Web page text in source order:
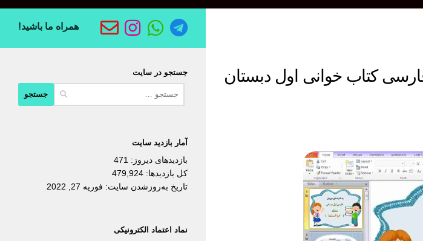
کتاب خوانی اول دبستان
همراه ما باشید!
جستجو در سایت
آمار بازدید سایت
بازدیدهای دیروز: 471
کل بازدیدها: 479,924
تاریخ به‌روزشدن سایت: فوریه 27, 2022
نماد اعتماد الکترونیکی